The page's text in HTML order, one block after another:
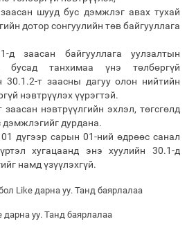
шууд бус дэмжлэг авах тухай
дотор сонгуулийн төв байгууллага
д заасан байгууллага уулзалтын
бусад танхимаа үнэ төлбөргүй
30.1.2-т заасны дагуу олон нийтийн
нэвтрүүлэх үүрэгтэй.
нэвтрүүлгийн эхлэл, төгсгөлд
дэмжлэгийг дурдана.
дүгээр сарын 01-ний өдрөөс санал
хугацаанд энэ хуулийн 30.1-д
намд үзүүлэхгүй.
Like дарна уу. Танд баярлалаа
уу. Танд баярлалаа